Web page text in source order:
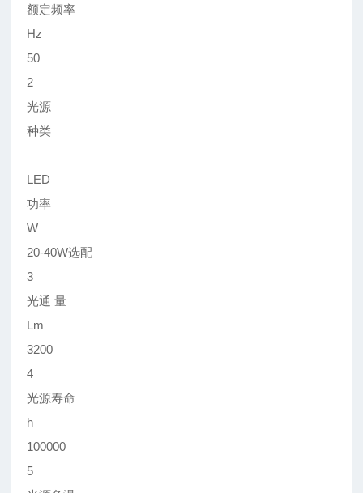
额定频率
Hz
50
2
光源
种类
LED
功率
W
20-40W选配
3
光通 量
Lm
3200
4
光源寿命
h
100000
5